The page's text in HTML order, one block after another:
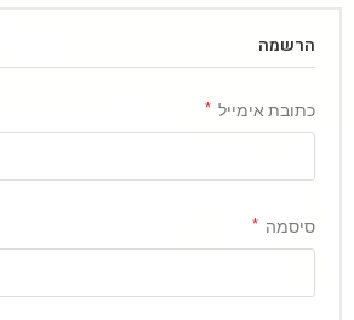
הרשמה
כתובת אימייל *
סיסמה *